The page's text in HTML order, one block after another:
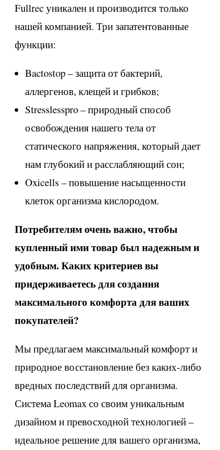
Fullrec уникален и производится только
нашей компанией. Три запатентованные
функции:
Bactostop – защита от бактерий,
аллергенов, клещей и грибков;
Stresslesspro – природный способ
освобождения нашего тела от
статического напряжения, который дает
нам глубокий и расслабляющий сон;
Oxicells – повышение насыщенности
клеток организма кислородом.
Потребителям очень важно, чтобы
купленный ими товар был надежным и
удобным. Каких критериев вы
придерживаетесь для создания
максимального комфорта для ваших
покупателей?
Мы предлагаем максимальный комфорт и
природное восстановление без каких-либо
вредных последствий для организма.
Система Leomax со своим уникальным
дизайном и превосходной технологией –
идеальное решение для вашего организма,